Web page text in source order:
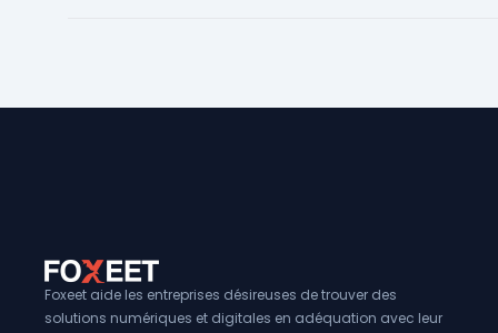
Foxeet aide les entreprises désireuses de trouver des
solutions numériques et digitales en adéquation avec leur